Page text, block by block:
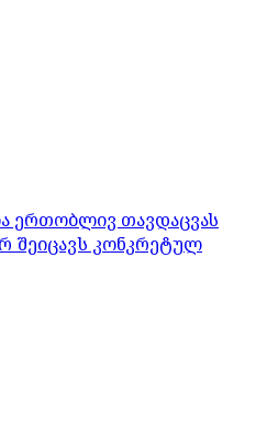
ერთობლივ თავდაცვას
შეიცავს კონკრეტულ